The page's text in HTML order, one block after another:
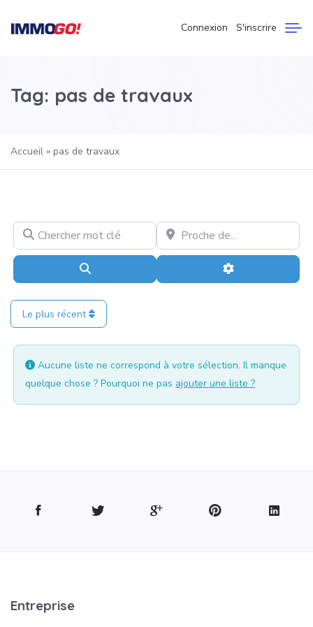
Connexion S'inscrire
Tag: pas de travaux
Accueil » pas de travaux
Chercher mot clé Proche de...
Recherche Advanced
Le plus récent
Aucune liste ne correspond à votre sélection. Il manque
quelque chose ? Pourquoi ne pas ajouter une liste ?
Entreprise